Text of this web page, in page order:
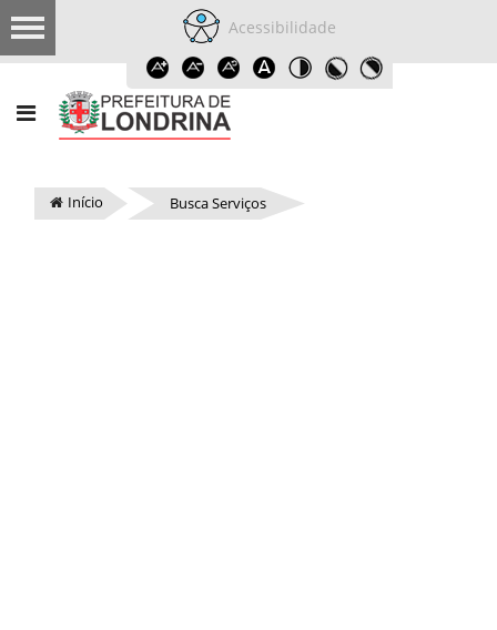
Acessibilidade
Início Busca Serviços